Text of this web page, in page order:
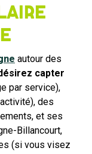
autour des
capter
par service),
des
et ses
Billancourt,
(si vous visez